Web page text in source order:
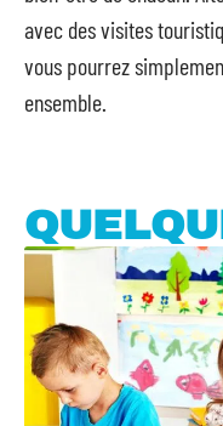
avec des visites
vous pourrez
ensemble.